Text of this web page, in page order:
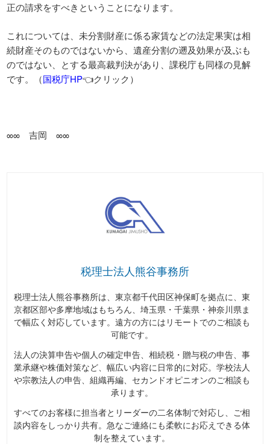
正の請求をすべきということになります。
これについては、未分割財産に係る家賃などの法定果実は相
続財産そのものではないから、遺産分割の遡及効果が及ぶも
のではない、とする最高裁判決があり、課税庁も同様の見解
です。（国税庁HP👈クリック）
∞∞ 吉岡 ∞∞
税理士法人熊谷事務所
税理士法人熊谷事務所は、東京都千代田区神保町を拠点に、東
京都区部や多摩地域はもちろん、埼玉県・千葉県・神奈川県ま
で幅広く対応しています。遠方の方にはリモートでのご相談も
可能です。
法人の決算申告や個人の確定申告、相続税・贈与税の申告、事
業承継や株価対策など、幅広い内容に日常的に対応。学校法人
や宗教法人の申告、組織再編、セカンドオピニオンのご相談も
承ります。
すべてのお客様に担当者とリーダーの二名体制で対応し、ご相
談内容をしっかり共有。急なご連絡にも柔軟にお応えできる体
制を整えています。